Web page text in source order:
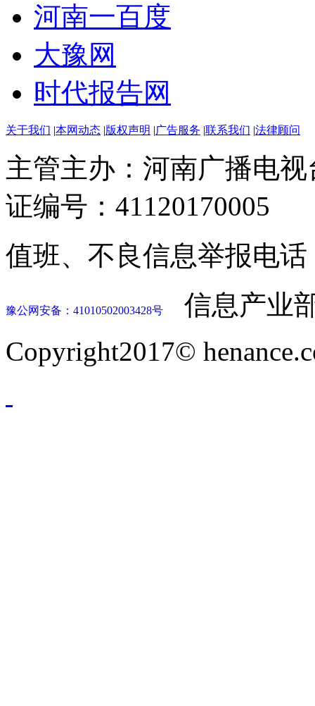
河南一百度
大豫网
时代报告网
关于我们 |本网动态 |版权声明 |广告服务 |联系我们 |法律顾问
主管主办：河南广播电
证编号：41120170005
值班、不良信息举报电话
豫公网安备：41010502003428号
信息产业
Copyright2017©